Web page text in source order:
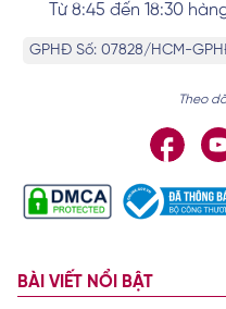
Từ 8:45 đến 18:30
GPHĐ Số: 07828/HCM-
Theo
BÀI VIẾT NỔI BẬT